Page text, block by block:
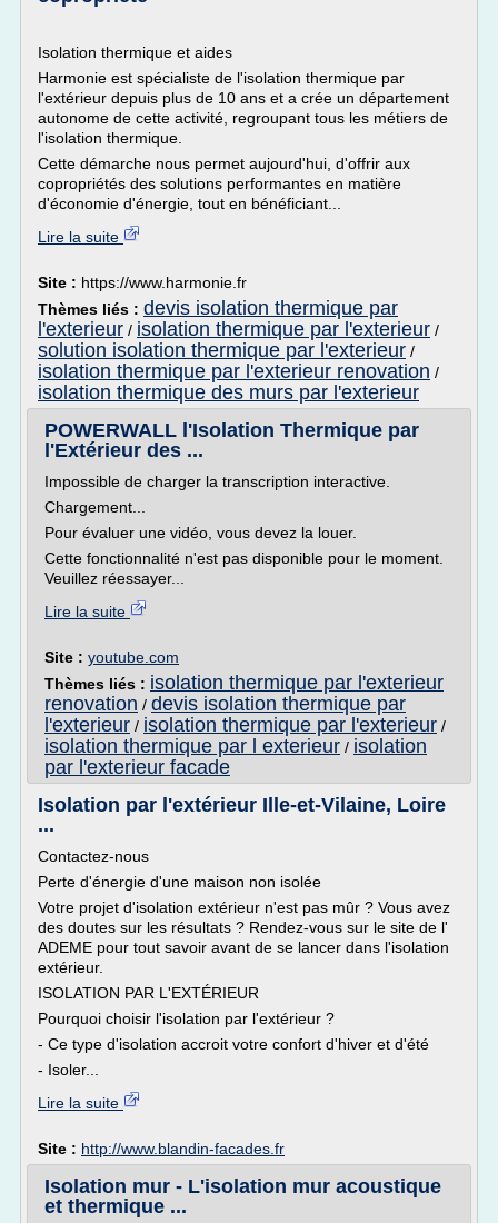
Isolation thermique et aides
Harmonie est spécialiste de l'isolation thermique par
l'extérieur depuis plus de 10 ans et a crée un département
autonome de cette activité, regroupant tous les métiers de
l'isolation thermique.
Cette démarche nous permet aujourd'hui, d'offrir aux
copropriétés des solutions performantes en matière
d'économie d'énergie, tout en bénéficiant...
Lire la suite
Site : https://www.harmonie.fr
Thèmes liés : devis isolation thermique par
l'exterieur / isolation thermique par l'exterieur /
solution isolation thermique par l'exterieur /
isolation thermique par l'exterieur renovation /
isolation thermique des murs par l'exterieur
POWERWALL l'Isolation Thermique par
l'Extérieur des ...
Impossible de charger la transcription interactive.
Chargement...
Pour évaluer une vidéo, vous devez la louer.
Cette fonctionnalité n'est pas disponible pour le moment.
Veuillez réessayer...
Lire la suite
Site : youtube.com
Thèmes liés : isolation thermique par l'exterieur
renovation / devis isolation thermique par
l'exterieur / isolation thermique par l'exterieur /
isolation thermique par l exterieur / isolation
par l'exterieur facade
Isolation par l'extérieur Ille-et-Vilaine, Loire
...
Contactez-nous
Perte d'énergie d'une maison non isolée
Votre projet d'isolation extérieur n'est pas mûr ? Vous avez
des doutes sur les résultats ? Rendez-vous sur le site de l'
ADEME pour tout savoir avant de se lancer dans l'isolation
extérieur.
ISOLATION PAR L'EXTÉRIEUR
Pourquoi choisir l'isolation par l'extérieur ?
- Ce type d'isolation accroit votre confort d'hiver et d'été
- Isoler...
Lire la suite
Site : http://www.blandin-facades.fr
Isolation mur - L'isolation mur acoustique
et thermique ...